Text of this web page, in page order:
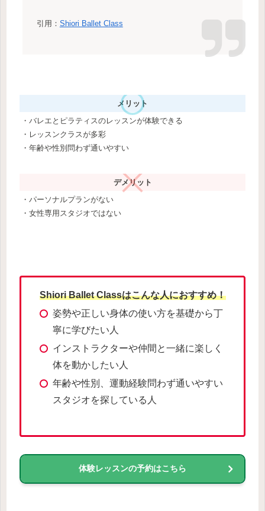
引用： Shiori Ballet Class
メリット
・バレエとピラティスのレッスンが体験できる
・レッスンクラスが多彩
・年齢や性別問わず通いやすい
デメリット
・パーソナルプランがない
・女性専用スタジオではない
Shiori Ballet Classはこんな人におすすめ！
姿勢や正しい身体の使い方を基礎から丁
寧に学びたい人
インストラクターや仲間と一緒に楽しく
体を動かしたい人
年齢や性別、運動経験問わず通いやすい
スタジオを探している人
体験レッスンの予約はこちら